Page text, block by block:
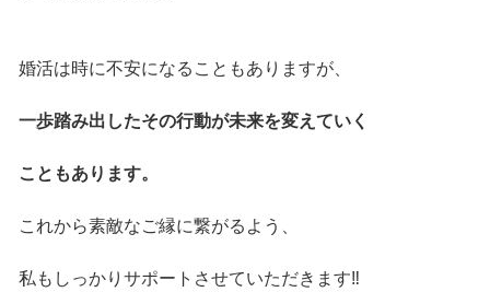
婚活は時に不安になることもありますが、
一歩踏み出したその行動が未来を変えていく
こともあります。
これから素敵なご縁に繋がるよう、
私もしっかりサポートさせていただきます‼️